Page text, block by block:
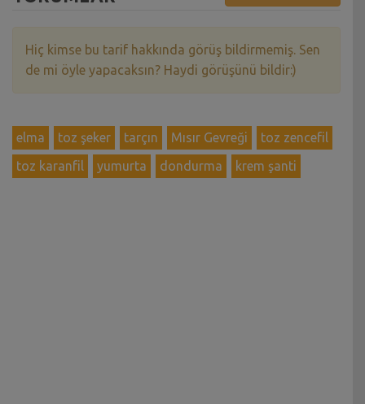
Hiç kimse bu tarif hakkında görüş bildirmemiş. Sen
de mi öyle yapacaksın? Haydi görüşünü bildir:)
elma toz şeker tarçın Mısır Gevreği
toz zencefil
toz karanfil
yumurta dondurma krem şanti